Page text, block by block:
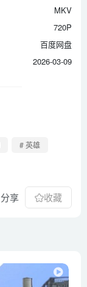
MKV
720P
百度网盘
2026-03-09
# 英雄
分享 收藏